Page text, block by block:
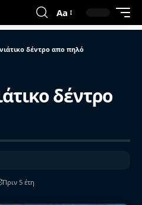
Aa
δέντρο απο πηλό
δέντρο
Πριν 5 έτη